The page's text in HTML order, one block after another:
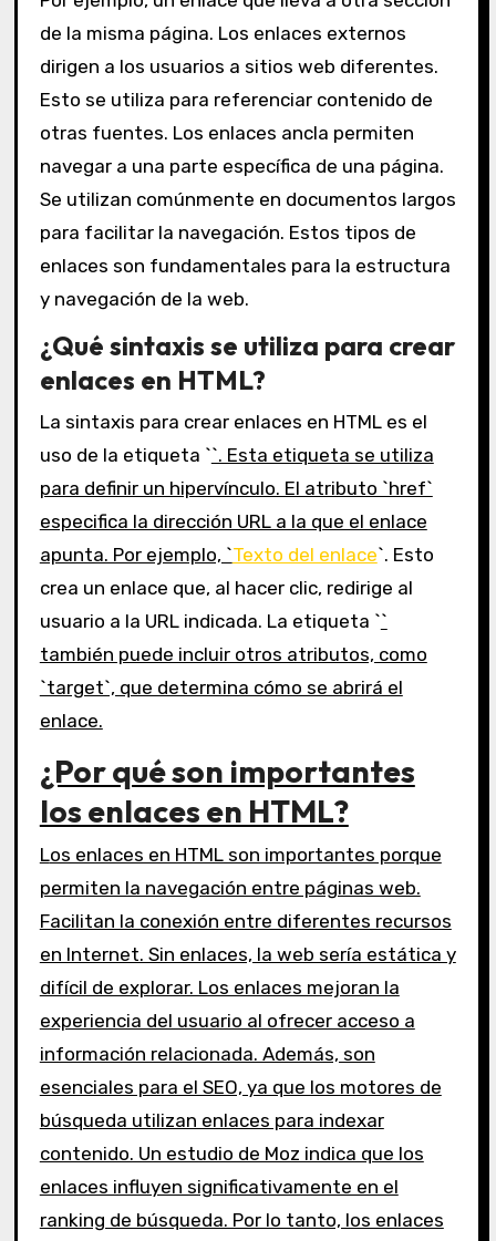
de la misma página. Los enlaces externos
dirigen a los usuarios a sitios web diferentes.
Esto se utiliza para referenciar contenido de
otras fuentes. Los enlaces ancla permiten
navegar a una parte específica de una página.
Se utilizan comúnmente en documentos largos
para facilitar la navegación. Estos tipos de
enlaces son fundamentales para la estructura
y navegación de la web.
¿Qué sintaxis se utiliza para crear
enlaces en HTML?
La sintaxis para crear enlaces en HTML es el
uso de la etiqueta ``. Esta etiqueta se utiliza
para definir un hipervínculo. El atributo `href`
especifica la dirección URL a la que el enlace
apunta. Por ejemplo, `Texto del enlace`. Esto
crea un enlace que, al hacer clic, redirige al
usuario a la URL indicada. La etiqueta ``
también puede incluir otros atributos, como
`target`, que determina cómo se abrirá el
enlace.
¿Por qué son importantes
los enlaces en HTML?
Los enlaces en HTML son importantes porque
permiten la navegación entre páginas web.
Facilitan la conexión entre diferentes recursos
en Internet. Sin enlaces, la web sería estática y
difícil de explorar. Los enlaces mejoran la
experiencia del usuario al ofrecer acceso a
información relacionada. Además, son
esenciales para el SEO, ya que los motores de
búsqueda utilizan enlaces para indexar
contenido. Un estudio de Moz indica que los
enlaces influyen significativamente en el
ranking de búsqueda. Por lo tanto, los enlaces